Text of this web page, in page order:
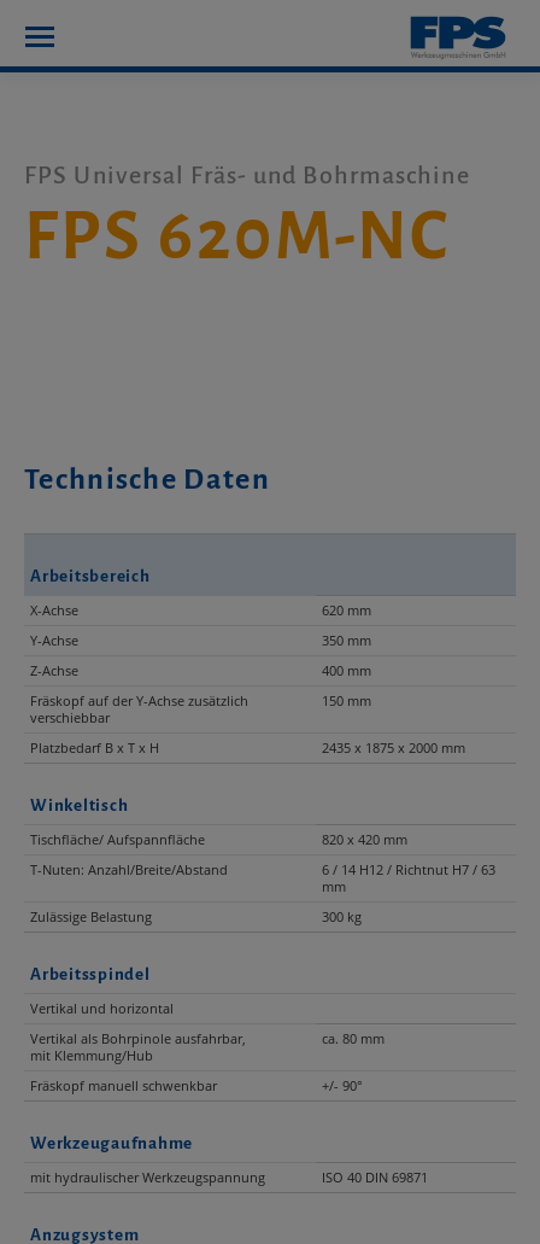
FPS Universal Fräs- und Bohrmaschine
FPS 620M-NC
Technische Daten
Arbeitsbereich
X-Achse
620 mm
Y-Achse
350 mm
Z-Achse
400 mm
Fräskopf auf der Y-Achse zusätzlich
verschiebbar
150 mm
Platzbedarf B x T x H 2435 x 1875 x 2000 mm
Winkeltisch
Tischfläche/ Aufspannfläche
820 x 420 mm
T-Nuten: Anzahl/Breite/Abstand
6 / 14 H12 / Richtnut H7 / 63
mm
Zulässige Belastung
300 kg
Arbeitsspindel
Vertikal und horizontal
Vertikal als Bohrpinole ausfahrbar,
mit Klemmung/Hub
ca. 80 mm
Fräskopf manuell schwenkbar +/- 90°
Werkzeugaufnahme
mit hydraulischer Werkzeugspannung
ISO 40 DIN 69871
Anzugsystem